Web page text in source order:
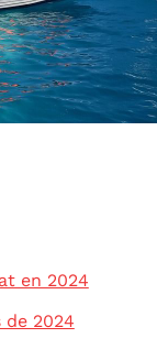
en 2024
de 2024